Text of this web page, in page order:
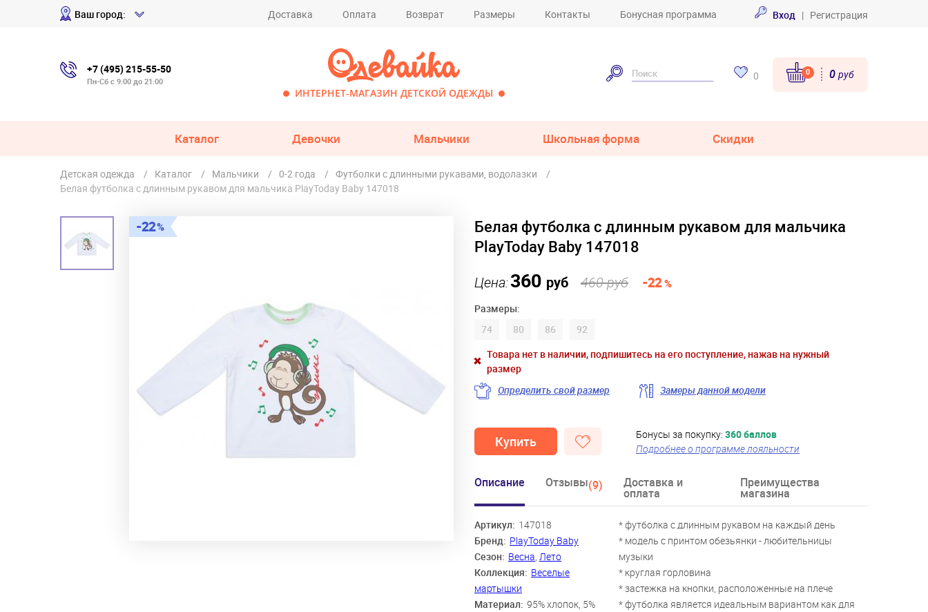
Ваш город: Доставка Оплата Возврат Размеры Контакты Бонусная программа Вход | Регистрация
+7 (495) 215-55-50
Пн-Сб с 9:00 до 21:00
ИНТЕРНЕТ-МАГАЗИН ДЕТСКОЙ ОДЕЖДЫ
0 0 0 руб
Каталог Девочки Мальчики Школьная форма Скидки
Детская одежда Каталог Мальчики 0-2 года
Футболки с длинными рукавами, водолазки
Белая футболка с длинным рукавом для мальчика PlayToday Baby 147018
22
Белая футболка с длинным рукавом для мальчика
PlayToday Baby 147018
Цена:360 руб 460 руб -22%
Размеры:
74
80 86
92
Товара нет в наличии, подпишитесь на его поступление, нажав на нужный
размер
Определить свой размер
Замеры данной модели
Бонусы за покупку: 360 баллов
Подробнее о программе лояльности
Купить
Описание Отзывы(9) Доставка и
оплата
Преимущества
магазина
Артикул: 147018
Бренд: PlayToday Baby
Сезон: Весна, Лето
Коллекция: Веселые
мартышки
Материал: 95% хлопок, 5%
* футболка с длинным рукавом на каждый день
* модель с принтом обезьянки - любительницы
музыки
* круглая горловина
* застежка на кнопки, расположенные на плече
* футболка является идеальным вариантом как для